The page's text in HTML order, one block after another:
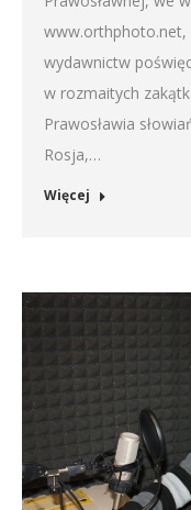
www.orthphoto.net,
wydawnictw
w rozmaitych
Prawosławia
Rosja,…
Więcej